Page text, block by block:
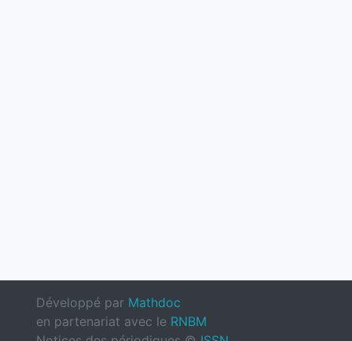
Développé par Mathdoc
en partenariat avec le RNBM